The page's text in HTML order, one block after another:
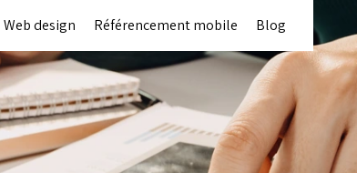
Web design Référencement mobile Blog